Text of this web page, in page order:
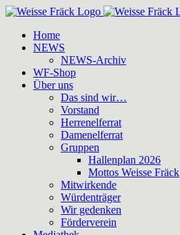
Zum
springenHome
NEWS
NEWS-Archiv
WF-Shop
Über uns
Das sind wir…
Vorstand
Herrenelferrat
Damenelferrat
Gruppen
Hallenplan 2026
Mottos Weisse Fräck
Mitwirkende
Würdenträger
Wir gedenken
Förderverein